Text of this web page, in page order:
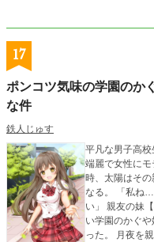
17
ポンコツ気味の学園のか
な件
鉄人じゅす
平凡な男子高
端麗で女性に
時、太陽はそ
なる。 「私ね……太陽さんのこと好きになったかもしれな
い」 親友の妹【神凪月夜】は千回告白されてもYESと言わな
い学園のかぐ
った。 月夜を親友の妹としか見ていなかった太陽だったがそ